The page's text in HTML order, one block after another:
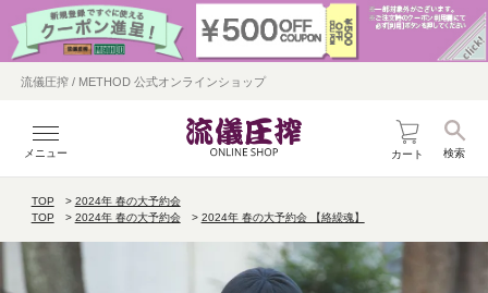
流儀圧搾 / METHOD 公式オンラインショップ
メニュー カート 検索
TOP
2024年 春の大予約会
TOP
2024年 春の大予約会 2024年 春の大予約会 【絡繰魂】